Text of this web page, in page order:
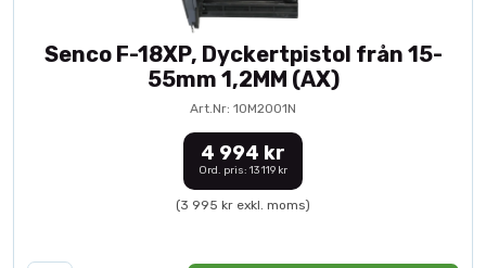
Senco F-18XP, Dyckertpistol från 15-
55mm 1,2MM (AX)
Art.Nr: 10M2001N
4 994 kr
Ord. pris: 13 119 kr
(3 995 kr exkl. moms)